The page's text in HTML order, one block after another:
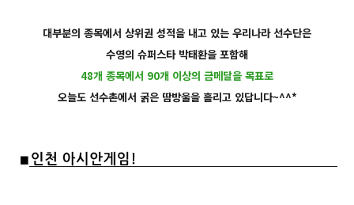
대부분의 종목에서 상위권 성적을 내고 있는 우리나라 선수단은
수영의 슈퍼스타 박태환을 포함해
48개 종목에서 90개 이상의 금메달을 목표로
오늘도 선수촌에서 굵은 땀방울을 흘리고 있답니다~^^*